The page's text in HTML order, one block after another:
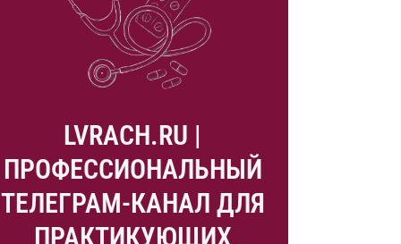
LVRACH.RU |
ПРОФЕССИОНАЛЬНЫЙ
ТЕЛЕГРАМ-КАНАЛ ДЛЯ
ПРАКТИКУЮЩИХ